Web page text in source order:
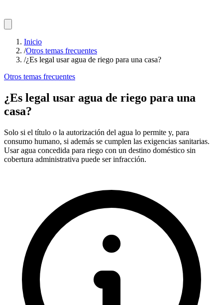
Inicio
/Otros temas frecuentes
/¿Es legal usar agua de riego para una casa?
Otros temas frecuentes
¿Es legal usar agua de riego para una
casa?
Solo si el título o la autorización del agua lo permite y, para
consumo humano, si además se cumplen las exigencias sanitarias.
Usar agua concedida para riego con un destino doméstico sin
cobertura administrativa puede ser infracción.